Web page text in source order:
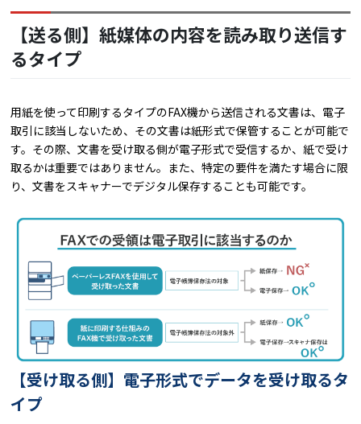
【送る側】紙媒体の内容を読み取り送信す
るタイプ
用紙を使って印刷するタイプのFAX機から送信される文書は、電子
取引に該当しないため、その文書は紙形式で保管することが可能で
す。その際、文書を受け取る側が電子形式で受信するか、紙で受け
取るかは重要ではありません。また、特定の要件を満たす場合に限
り、文書をスキャナーでデジタル保存することも可能です。
【受け取る側】電子形式でデータを受け取るタ
イプ